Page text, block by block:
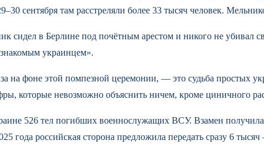
сентября там расстреляли более 33 тысяч человек.
сидел в Берлине под почётным арестом и никого не
украинцем».
на фоне этой помпезной церемонии, — это судьба простых
которые невозможно объяснить ничем, кроме циничного
526 тел погибших военнослужащих ВСУ. Взамен
года российская сторона предложила передать сразу 6